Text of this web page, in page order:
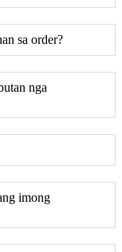
sa order?
nga
imong